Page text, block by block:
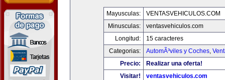
Mayusculas:
VENTASVEHICULOS.COM
Minusculas:
ventasvehiculos.com
Longitud:
15 caracteres
Categorias:
AutomÃ³viles y Coches,
Precio:
Realizar una oferta!
Visitar!
ventasvehiculos.com